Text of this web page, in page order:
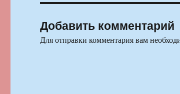
Добавить комментарий
Для отправки комментария вам